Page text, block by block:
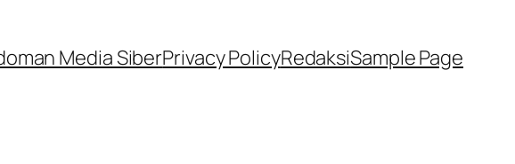
Media SiberPrivacy PolicyRedaksiSample Page